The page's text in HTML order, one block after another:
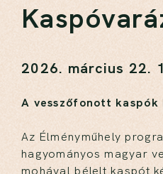
2026. március 22.
A vesszőfonott kaspók
Az Élményműhely
hagyományos magyar